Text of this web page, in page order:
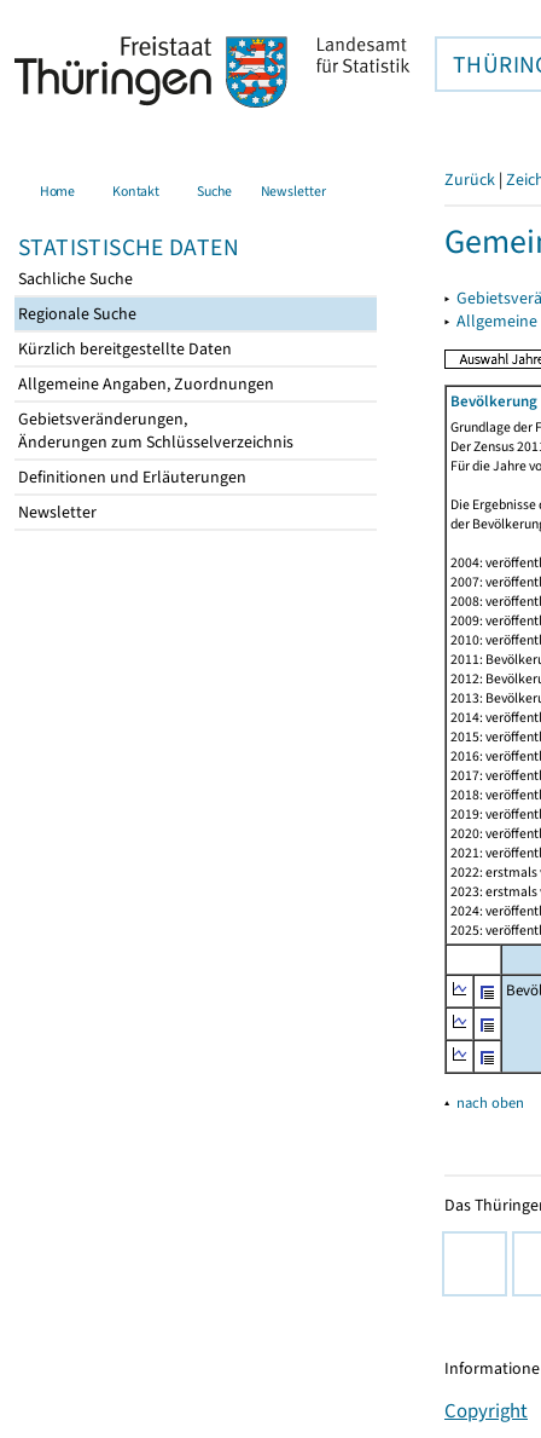
Home Kontakt Suche Newsletter
STATISTISCHE DATEN
Sachliche Suche
Regionale Suche
Kürzlich bereitgestellte Daten
Allgemeine Angaben, Zuordnungen
Gebietsveränderungen,
Änderungen zum Schlüsselverzeichnis
Definitionen und Erläuterungen
Newsletter
Zurück |
▸
▸
Grundlage der
Der Zensus
Für die Jahre
Die
der
2004:
2007:
2008:
2009:
2010:
2011:
2012:
2013:
2014:
2015:
2016:
2017:
2018:
2019:
2020:
2021:
2022:
2023:
2024:
2025:
▴ nach oben
Das
Copyright